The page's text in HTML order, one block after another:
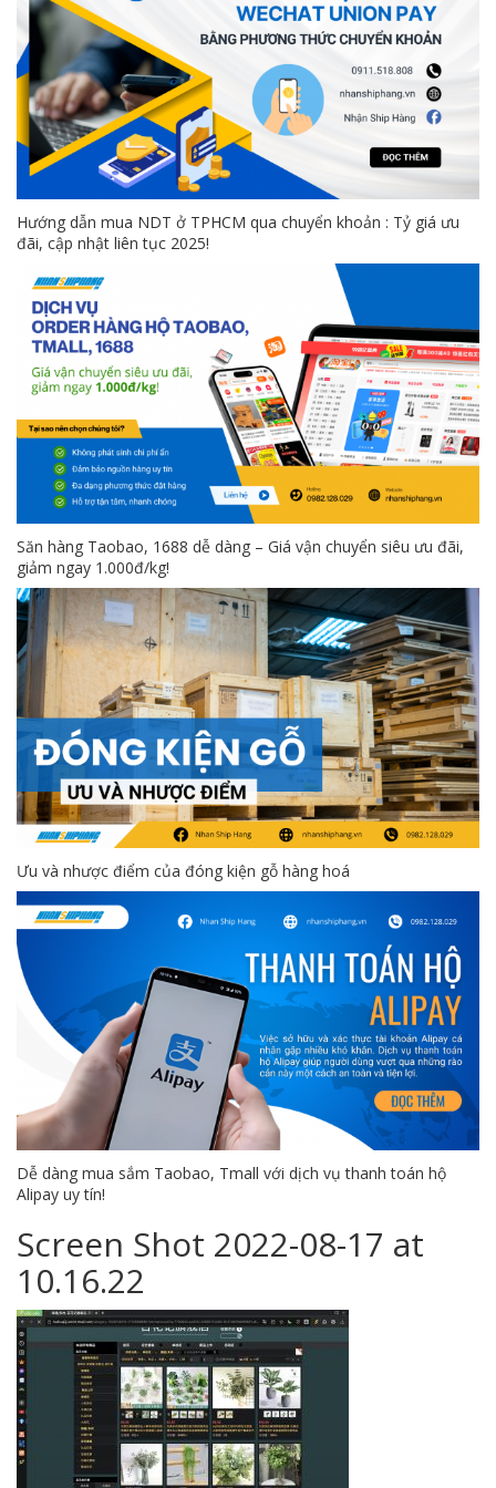
Hướng dẫn mua NDT ở TPHCM qua chuyển khoản : Tỷ giá ưu
đãi, cập nhật liên tục 2025!
Săn hàng Taobao, 1688 dễ dàng – Giá vận chuyển siêu ưu đãi,
giảm ngay 1.000đ/kg!
Ưu và nhược điểm của đóng kiện gỗ hàng hoá
Dễ dàng mua sắm Taobao, Tmall với dịch vụ thanh toán hộ
Alipay uy tín!
Screen Shot 2022-08-17 at
10.16.22